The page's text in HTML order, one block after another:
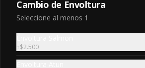
acevichada
Edy roll
Cambio de Envoltura
Seleccione al menos 1
+$2.500